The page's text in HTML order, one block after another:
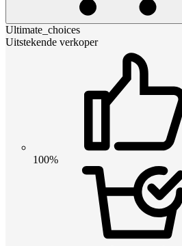
Ultimate_choices
Uitstekende verkoper
100%